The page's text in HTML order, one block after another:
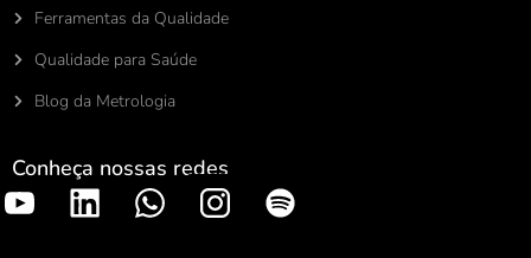
Ferramentas da Qualidade
Qualidade para Saúde
Blog da Metrologia
Conheça nossas redes
S